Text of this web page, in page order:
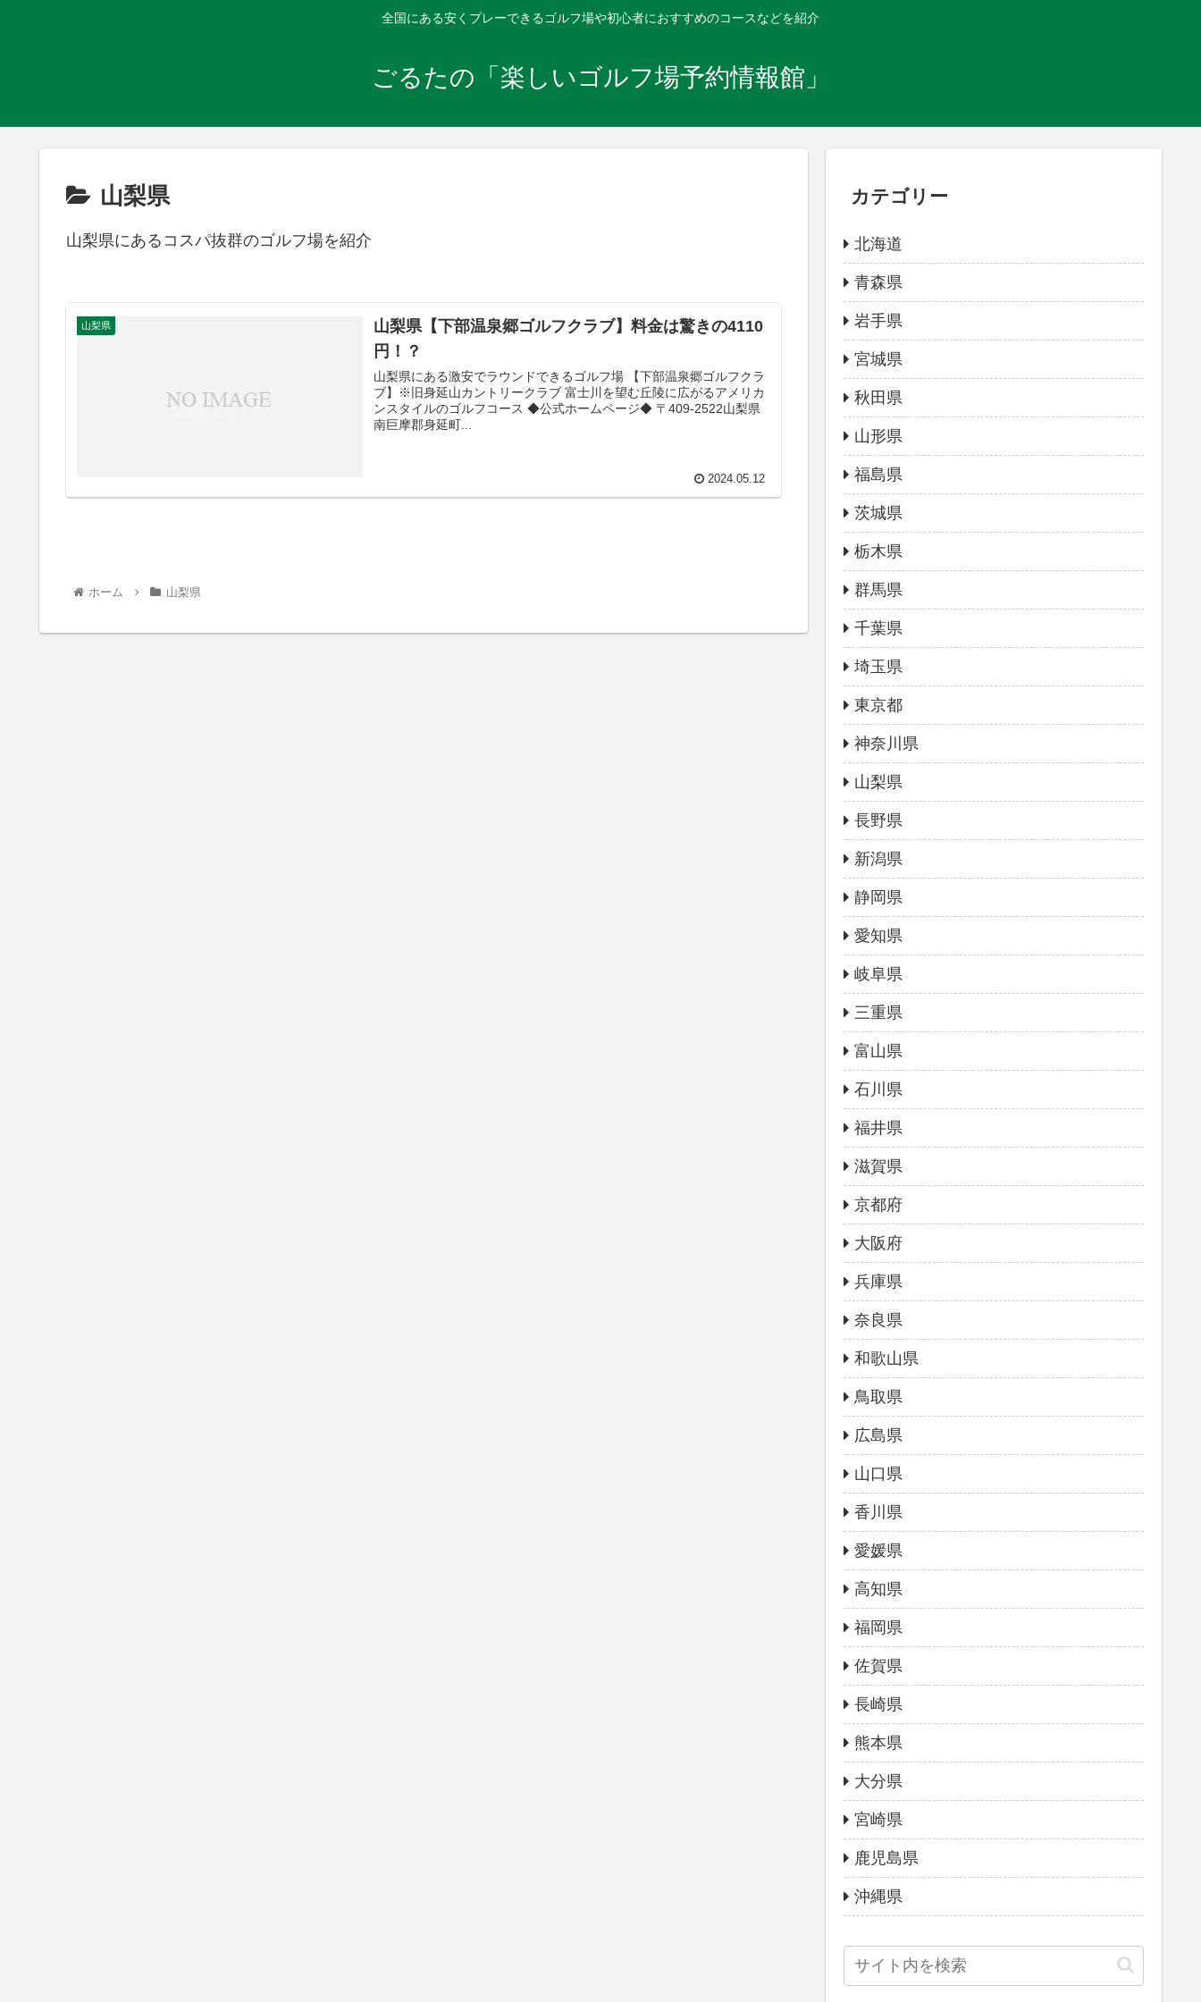
全国にある安くプレーできるゴルフ場や初心者におすすめのコースなどを紹介
ごるたの「楽しいゴルフ場予約情報館」
山梨県
山梨県にあるコスパ抜群のゴルフ場を紹介
山梨県
山梨県【下部温泉郷ゴルフクラブ】料金は驚きの4110
円！？
山梨県にある激安でラウンドできるゴルフ場 【下部温泉郷ゴルフクラ
ブ】※旧身延山カントリークラブ 富士川を望む丘陵に広がるアメリカ
ンスタイルのゴルフコース ◆公式ホームページ◆ 〒409-2522山梨県
南巨摩郡身延町...
2024.05.12
ホーム 山梨県
カテゴリー
北海道
青森県
岩手県
宮城県
秋田県
山形県
福島県
茨城県
栃木県
群馬県
千葉県
埼玉県
東京都
神奈川県
山梨県
長野県
新潟県
静岡県
愛知県
岐阜県
三重県
富山県
石川県
福井県
滋賀県
京都府
大阪府
兵庫県
奈良県
和歌山県
鳥取県
広島県
山口県
香川県
愛媛県
高知県
福岡県
佐賀県
長崎県
熊本県
大分県
宮崎県
鹿児島県
沖縄県